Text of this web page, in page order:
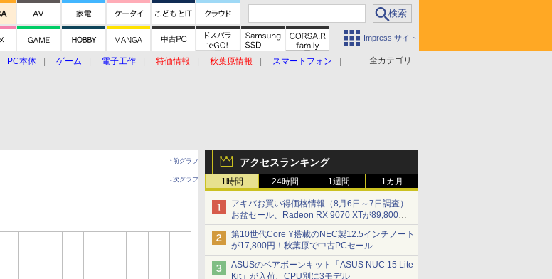
Impress サイト
全カテゴリ
PC本体 ゲーム 電子工作 特価情報 秋葉原情報
スマートフォン
アクセスランキング
1時間 24時間 1週間 1カ月
アキバお買い得価格情報（8月6日～7日調査）
お盆セール、Radeon RX 9070 XTが89,800
円、水平周波数24.8kHz対応の17型モニターが
9,801円、暑さ指数連動セール ほか
第10世代Core Y搭載のNEC製12.5インチノート
が17,800円！秋葉原で中古PCセール
ASUSのベアボーンキット「ASUS NUC 15 Lite
Kit」が入荷、CPU別に3モデル
↑前グラフ
↓次グラフ